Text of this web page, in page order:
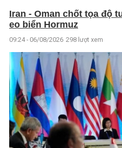
Iran - Oman chốt tọa độ
eo biển Hormuz
09:24 - 06/08/2026 298 lượt xem